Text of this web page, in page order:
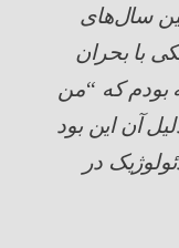
سال‌های
با بحران
“من
آن این بود
در